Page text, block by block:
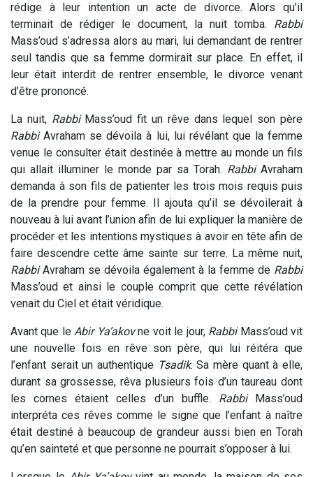
rédige à leur intention un acte de divorce. Alors qu’il
terminait de rédiger le document, la nuit tomba. Rabbi
Mass’oud s’adressa alors au mari, lui demandant de rentrer
seul tandis que sa femme dormirait sur place. En effet, il
leur était interdit de rentrer ensemble, le divorce venant
d’être prononcé.
La nuit, RabbiMass’oud fit un rêve dans lequel son père
RabbiAvraham se dévoila à lui, lui révélant que la femme
venue le consulter était destinée à mettre au monde un fils
qui allait illuminer le monde par sa Torah. RabbiAvraham
demanda à son fils de patienter les trois mois requis puis
de la prendre pour femme. Il ajouta qu’il se dévoilerait à
nouveau à lui avant l’union afin de lui expliquer la manière de
procéder et les intentions mystiques à avoir en tête afin de
faire descendre cette âme sainte sur terre. La même nuit,
RabbiAvraham se dévoila également à la femme de Rabbi
Mass’oud et ainsi le couple comprit que cette révélation
venait du Ciel et était véridique.
Avant que leAbir Ya’akovne voit le jour, RabbiMass’oud vit
une nouvelle fois en rêve son père, qui lui réitéra que
l’enfant serait un authentique Tsadik. Sa mère quant à elle,
durant sa grossesse, rêva plusieurs fois d’un taureau dont
les cornes étaient celles d’un buffle. RabbiMass’oud
interpréta ces rêves comme le signe que l’enfant à naître
était destiné à beaucoup de grandeur aussi bien en Torah
qu’en sainteté et que personne ne pourrait s’opposer à lui.